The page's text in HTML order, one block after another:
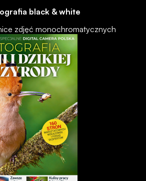
black & white
zdjęć monochromatycznych